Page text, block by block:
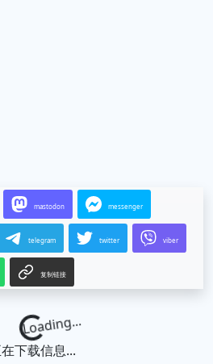
mastodon messenger
telegram twitter viber
复制链接
Loading...
下载信息...